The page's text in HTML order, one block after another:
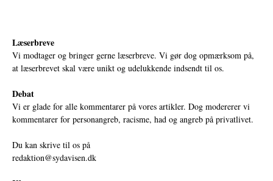
Læserbreve
Vi modtager og bringer gerne læserbreve. Vi gør dog opmærksom på,
at læserbrevet skal være unikt og udelukkende indsendt til os.
Debat
Vi er glade for alle kommentarer på vores artikler. Dog modererer vi
kommentarer for personangreb, racisme, had og angreb på privatlivet.
Du kan skrive til os på
redaktion@sydavisen.dk